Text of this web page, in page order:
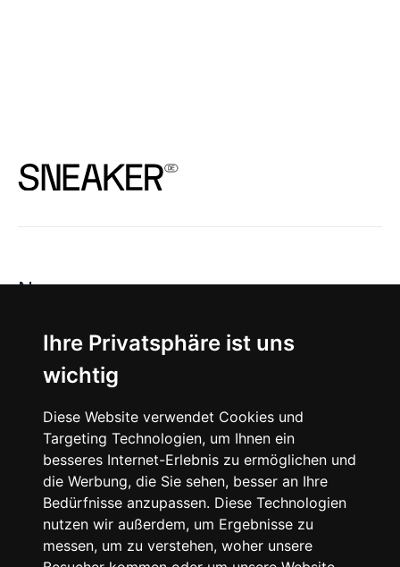
Ihre Privatsphäre ist uns
wichtig
Diese Website verwendet Cookies und
Targeting Technologien, um Ihnen ein
besseres Internet-Erlebnis zu ermöglichen und
die Werbung, die Sie sehen, besser an Ihre
Bedürfnisse anzupassen. Diese Technologien
nutzen wir außerdem, um Ergebnisse zu
messen, um zu verstehen, woher unsere
News
About
Instagram
Facebook
© 2024 SNEAKERᴰᴱ, All rights reserved.